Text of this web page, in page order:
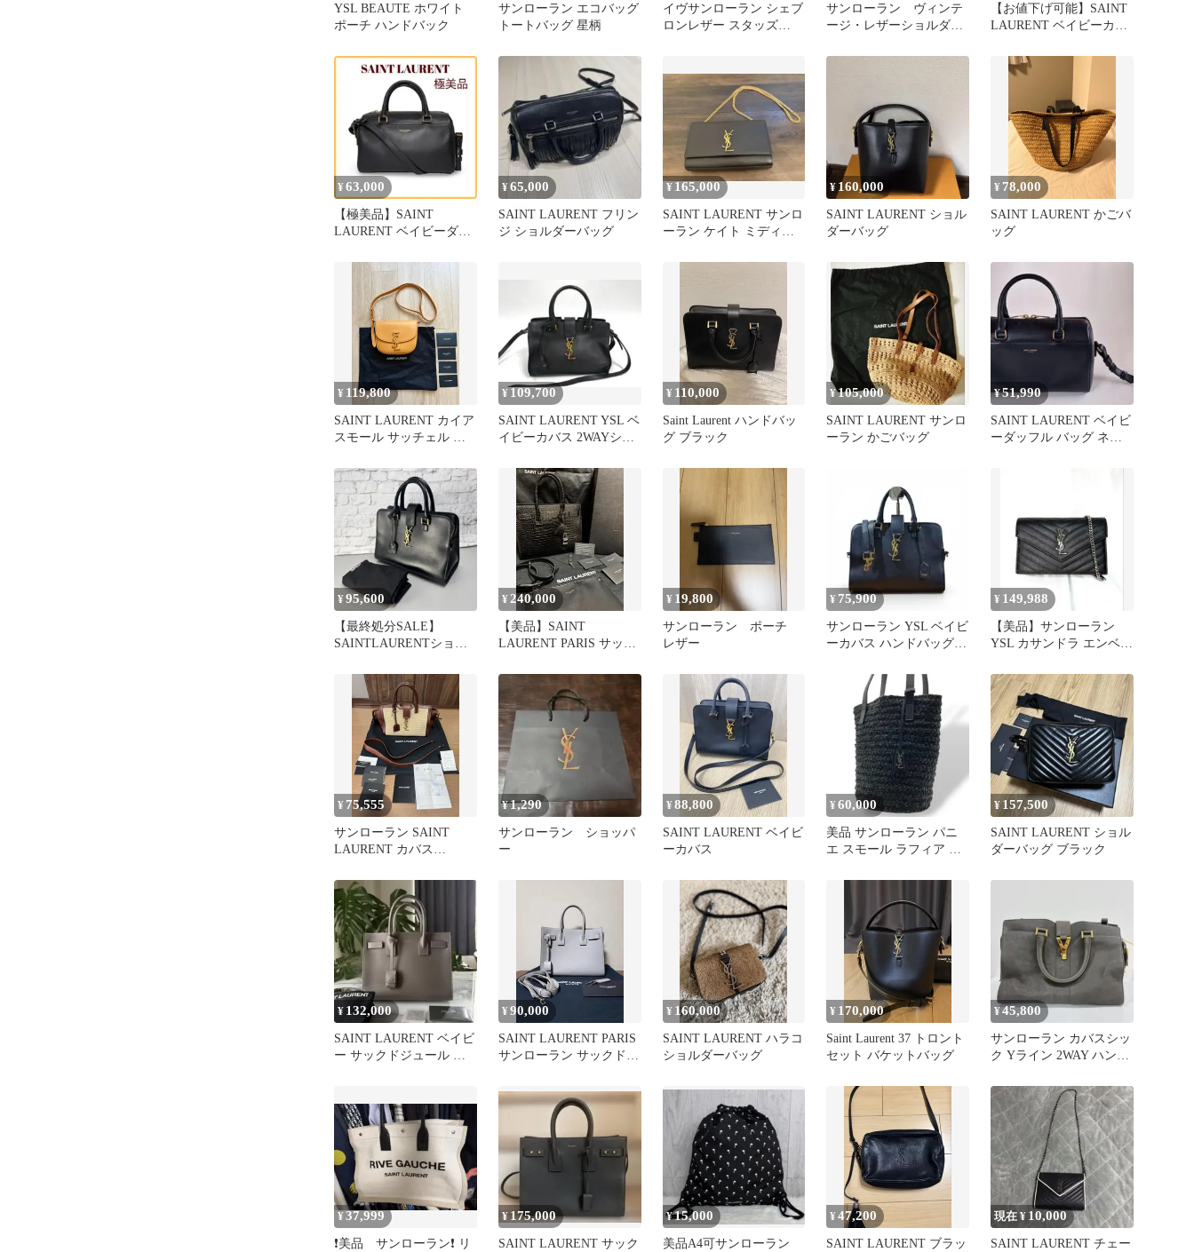
YSL BEAUTE ホワイト
ポーチ ハンドバック
サンローラン エコバッグ
トートバッグ 星柄
イヴサンローラン シェブ
ロンレザー スタッズ
サンローラン ヴィンテ
ージ・レザーショルダー
【お値下げ可能】SAINT
LAURENT ベイビーカバ
¥63,000
【極美品】SAINT
LAURENT ベイビーダッ
¥65,000
SAINT LAURENT フリン
ジ ショルダーバッグ
¥ 165,000
SAINT LAURENT サンロ
ーラン ケイト ミディア
¥ 160,000
SAINT LAURENT ショル
ダーバッグ
¥ 78,000
SAINT LAURENT かごバ
ッグ
¥ 119,800
SAINT LAURENT カイア
スモール サッチェル シ
¥109,700
SAINT LAURENT YSL ベ
イビーカバス 2WAYショ
¥ 110,000
Saint Laurent ハンドバッ
グ ブラック
¥105,000
SAINT LAURENT サンロ
ーラン かごバッグ
¥51,990
SAINT LAURENT ベイビ
ーダッフル バッグ ネイ
¥95,600
【最終処分SALE】
SAINTLAURENTショル
¥ 240,000
【美品】SAINT
LAURENT PARIS サック
¥ 19,800
サンローラン ポーチ
レザー
¥ 75,900
サンローラン YSL ベイビ
ーカバス ハンドバッグ
¥ 149,988
【美品】サンローラン
YSL カサンドラ エンベロ
¥ 75,555
サンローラン SAINT
LAURENT カバス
¥1,290
サンローラン ショッパ
ー
¥88,800
SAINT LAURENT ベイビ
ーカバス
¥ 60,000
美品 サンローラン パニ
エ スモール ラフィア レ
¥ 157,500
SAINT LAURENT ショル
ダーバッグ ブラック
¥ 132,000
SAINT LAURENT ベイビ
ー サックドジュール グ
¥90,000
SAINT LAURENT PARIS
サンローラン サックドジ
¥ 160,000
SAINT LAURENT ハラコ
ショルダーバッグ
¥ 170,000
Saint Laurent 37 トロント
セット バケットバッグ
¥45,800
サンローラン カバスシッ
ク Yライン 2WAY ハンド
¥37,999
❗️美品 サンローラン❗️ リ
¥ 175,000
SAINT LAURENT サック
¥15,000
美品A4可サンローラン
¥47,200
SAINT LAURENT ブラッ
現在 ¥ 10,000
SAINT LAURENT チェー